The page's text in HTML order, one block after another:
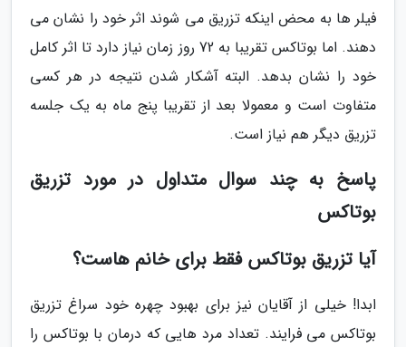
فیلر ها به محض اینکه تزریق می شوند اثر خود را نشان می
دهند. اما بوتاکس تقریبا به 72 روز زمان نیاز دارد تا اثر کامل
خود را نشان بدهد. البته آشکار شدن نتیجه در هر کسی
متفاوت است و معمولا بعد از تقریبا پنج ماه به یک جلسه
تزریق دیگر هم نیاز است.
پاسخ به چند سوال متداول در مورد تزریق
بوتاکس
آیا تزریق بوتاکس فقط برای خانم هاست؟
ابدا! خیلی از آقایان نیز برای بهبود چهره خود سراغ تزریق
بوتاکس می فرایند. تعداد مرد هایی که درمان با بوتاکس را